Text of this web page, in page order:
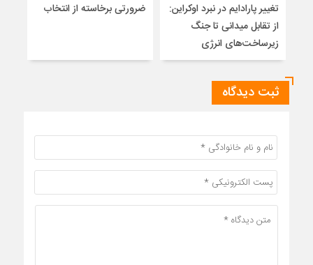
تغییر پارادایم در نبرد اوکراین:
از تقابل میدانی تا جنگ
زیرساخت‌های انرژی
ضرورتی برخاسته از انتخاب
ثبت دیدگاه